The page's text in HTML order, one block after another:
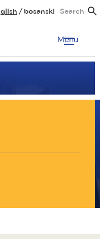
bosanski Search
Menu